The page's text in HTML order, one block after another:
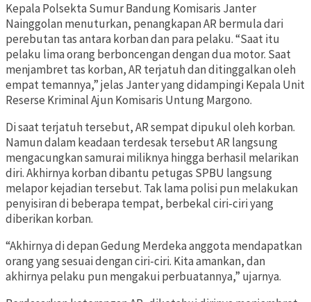
Kepala Polsekta Sumur Bandung Komisaris Janter
Nainggolan menuturkan, penangkapan AR bermula dari
perebutan tas antara korban dan para pelaku. “Saat itu
pelaku lima orang berboncengan dengan dua motor. Saat
menjambret tas korban, AR terjatuh dan ditinggalkan oleh
empat temannya,” jelas Janter yang didampingi Kepala Unit
Reserse Kriminal Ajun Komisaris Untung Margono.
Di saat terjatuh tersebut, AR sempat dipukul oleh korban.
Namun dalam keadaan terdesak tersebut AR langsung
mengacungkan samurai miliknya hingga berhasil melarikan
diri. Akhirnya korban dibantu petugas SPBU langsung
melapor kejadian tersebut. Tak lama polisi pun melakukan
penyisiran di beberapa tempat, berbekal ciri-ciri yang
diberikan korban.
“Akhirnya di depan Gedung Merdeka anggota mendapatkan
orang yang sesuai dengan ciri-ciri. Kita amankan, dan
akhirnya pelaku pun mengakui perbuatannya,” ujarnya.